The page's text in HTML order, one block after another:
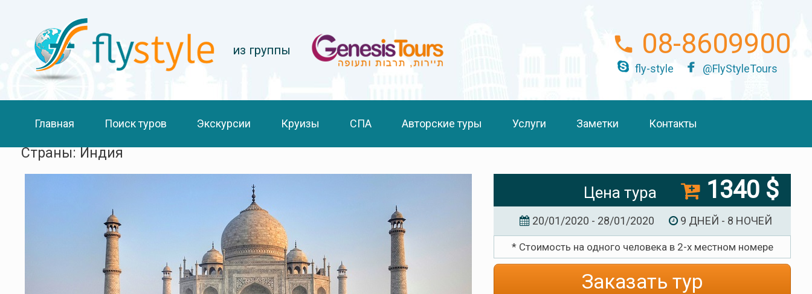
из группы 08-8609900
fly-style @FlyStyleTours
Главная Поиск туров Экскурсии Круизы СПА Авторские туры Услуги Заметки Контакты
Страны: Индия
Цена тура 1340 $
20/01/2020 - 28/01/2020 9 ДНЕЙ - 8 НОЧЕЙ
* Стоимость на одного человека в 2-х местном номере
Заказать тур